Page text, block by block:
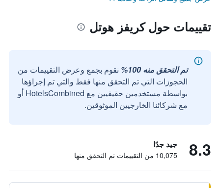
تقييمات حول كريفز هوتل
تم التحقق منه 100%
نقوم بجمع وعرض التقييمات من
الحجوزات التي تم التحقق منها فقط والتي تم إجراؤها
بواسطة مستخدمين حقيقيين مع HotelsCombined أو
مع شركائنا الخارجيين الموثوقين.
8.3 جيد جدًا
10,075 من التقييمات تم التحقق منها